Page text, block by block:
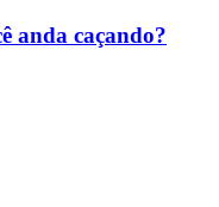
anda caçando?